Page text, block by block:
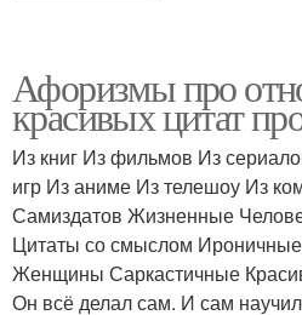
Афоризмы про
красивых цитат
Из книг Из фильмов Из
игр Из аниме Из телешоу Из
Самиздатов Жизненные
Цитаты со смыслом
Женщины Саркастичные
Он всё делал сам. И сам